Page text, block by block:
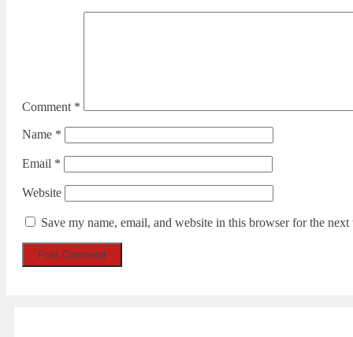
Comment *
Name *
Email *
Website
Save my name, email, and website in this browser for the